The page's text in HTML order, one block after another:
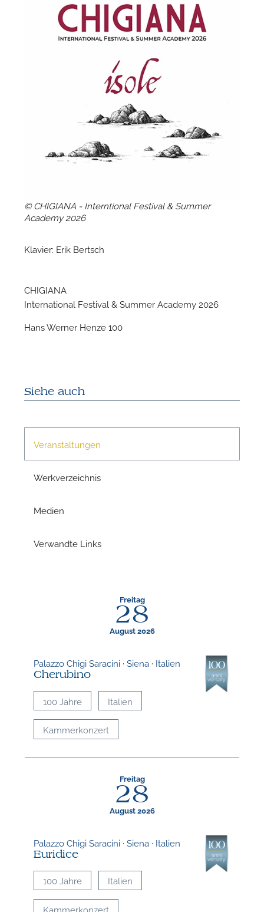
© CHIGIANA - Interntional Festival & Summer
Academy 2026
Klavier: Erik Bertsch
CHIGIANA
International Festival & Summer Academy 2026
Hans Werner Henze 100
Siehe auch
Veranstaltungen
Werkverzeichnis
Medien
Verwandte Links
Freitag
28
August 2026
Palazzo Chigi Saracini · Siena · Italien
Cherubino
100 Jahre Italien
Kammerkonzert
Freitag
28
August 2026
Palazzo Chigi Saracini · Siena · Italien
Euridice
100 Jahre Italien
Kammerkonzert